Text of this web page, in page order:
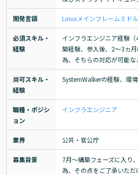
開発言語 Linuxメインフレームミド
必須スキル・
経験
インフラエンジニア経験
築経験、参入後、2～3ヵ
為、そちらの対応が可能な
尚可スキル・
経験
SystemWalkerの経験、環
職種・ポジシ
ョン
インフラエンジニア
業界 公共・官公庁
募集背景
7月～構築フェーズに入り
為、その点をご了承いただ